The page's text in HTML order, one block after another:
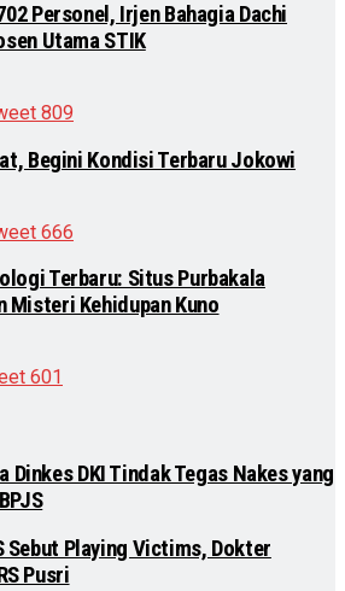
Personel, Irjen Bahagia Dachi
Utama STIK
809
Begini Kondisi Terbaru Jokowi
666
Terbaru: Situs Purbakala
Misteri Kehidupan Kuno
601
Dinkes DKI Tindak Tegas Nakes yang
Sebut Playing Victims, Dokter
Pusri